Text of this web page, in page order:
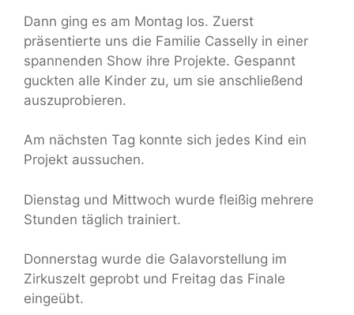
Dann ging es am Montag los. Zuerst
präsentierte uns die Familie Casselly in einer
spannenden Show ihre Projekte. Gespannt
guckten alle Kinder zu, um sie anschließend
auszuprobieren.
Am nächsten Tag konnte sich jedes Kind ein
Projekt aussuchen.
Dienstag und Mittwoch wurde fleißig mehrere
Stunden täglich trainiert.
Donnerstag wurde die Galavorstellung im
Zirkuszelt geprobt und Freitag das Finale
eingeübt.